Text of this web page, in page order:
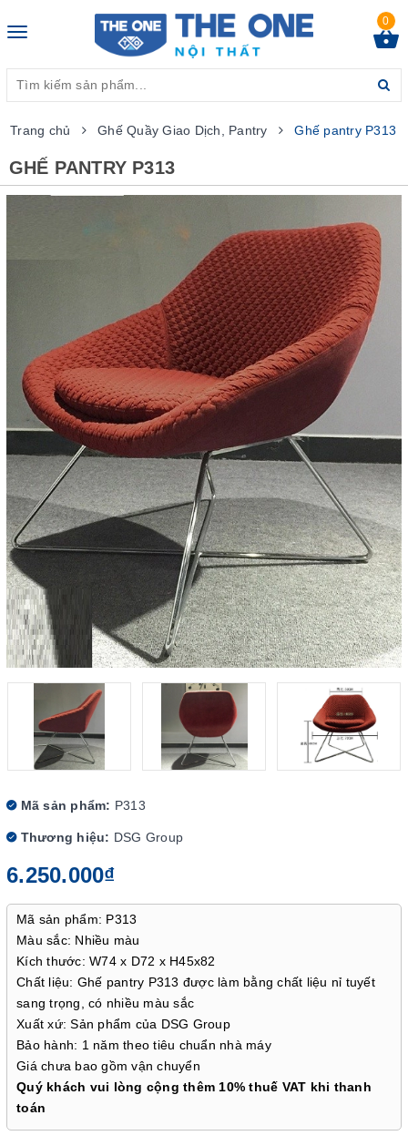
Toggle
0
Trang chủ Ghế Quầy Giao Dịch, Pantry Ghế pantry P313
GHẾ PANTRY P313
Mã sản phẩm: P313
Thương hiệu: DSG Group
6.250.000₫
Mã sản phẩm: P313
Màu sắc: Nhiều màu
Kích thước: W74 x D72 x H45x82
Chất liệu: Ghế pantry P313 được làm bằng chất liệu nỉ tuyết
sang trọng, có nhiều màu sắc
Xuất xứ: Sản phẩm của DSG Group
Bảo hành: 1 năm theo tiêu chuẩn nhà máy
Giá chưa bao gồm vận chuyển
Quý khách vui lòng cộng thêm 10% thuế VAT khi thanh
toán